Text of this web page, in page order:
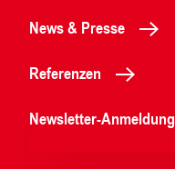
News & Presse
Referenzen
Newsletter-Anmeldung